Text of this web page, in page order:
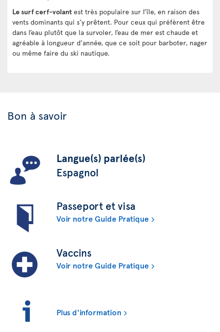
Le surf cerf-volant est très populaire sur l’île, en raison des
vents dominants qui s’y prêtent. Pour ceux qui préfèrent être
dans l’eau plutôt que la survoler, l’eau de mer est chaude et
agréable à longueur d’année, que ce soit pour barboter, nager
ou même faire du ski nautique.
Bon à savoir
Langue(s) parlée(s)
Espagnol
Passeport et visa
Voir notre Guide Pratique
Vaccins
Voir notre Guide Pratique
Plus d'information